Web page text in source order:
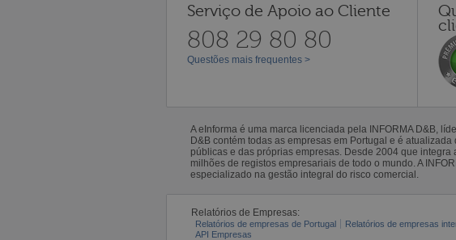
Serviço de Apoio ao Cliente
808 29 80 80
Questões mais frequentes >
A eInforma é uma marca licenciada pela INFORMA D&B,
D&B contém todas as empresas em Portugal e é
públicas e das próprias empresas. Desde 2004 que
milhões de registos empresariais de todo o mundo. A
especializado na gestão integral do risco comercial.
Relatórios de Empresas:
Relatórios de empresas de Portugal Relatórios de empresas
API Empresas